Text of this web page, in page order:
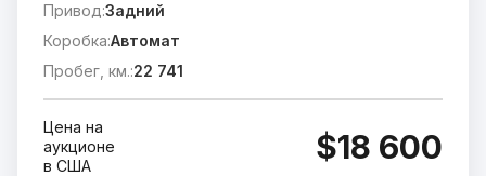
Привод:Задний
Коробка:Автомат
Пробег, км.:22 741
Цена на
аукционе
в США
$18 600